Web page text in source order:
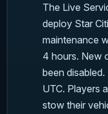
The Live
deploy Star
maintenance
4 hours. New
been
UTC. Players
stow their